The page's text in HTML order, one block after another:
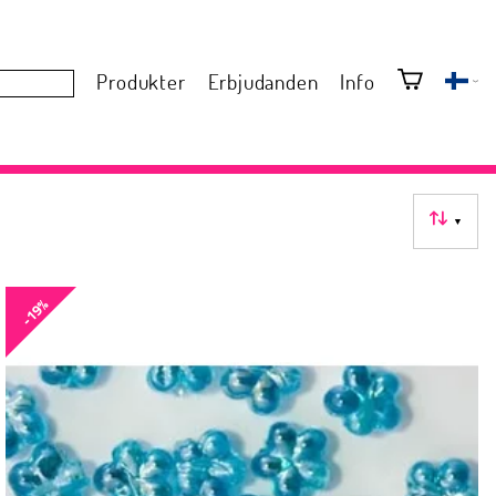
Produkter Erbjudanden Info
▼
-19%